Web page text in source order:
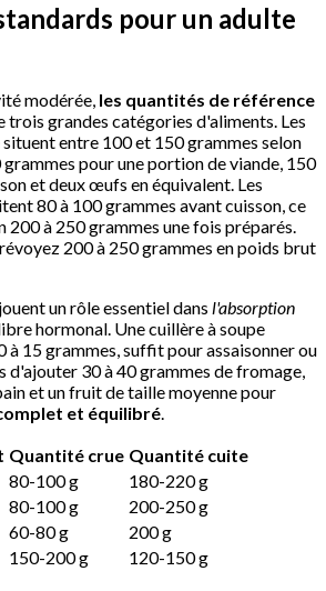
pour un adulte
modérée, les quantités de référence
trois grandes catégories d'aliments. Les
entre 100 et 150 grammes selon
pour une portion de viande, 150
et deux œufs en équivalent. Les
80 à 100 grammes avant cuisson, ce
200 à 250 grammes une fois préparés.
200 à 250 grammes en poids brut
un rôle essentiel dans l'absorption
hormonal. Une cuillère à soupe
à 15 grammes, suffit pour assaisonner ou
d'ajouter 30 à 40 grammes de fromage,
et un fruit de taille moyenne pour
et équilibré
Quantité crue Quantité cuite
80-100 g
180-220 g
80-100 g
200-250 g
60-80 g
200 g
150-200 g 120-150 g